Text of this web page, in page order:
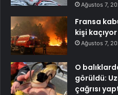
Ağustos 7,
Fransa
kişi
Ağustos 7,
O
görüldü:
çağrısı